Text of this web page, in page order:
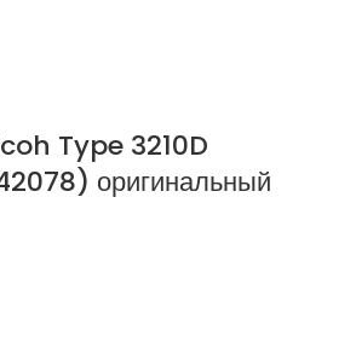
Type 3210D
оригинальный